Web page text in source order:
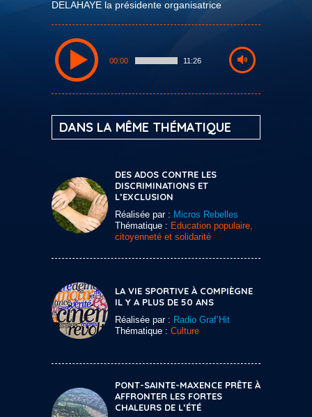
DELAHAYE la présidente organisatrice
00:00 11:26
DANS LA MÊME THÉMATIQUE
DES ADOS CONTRE LES
DISCRIMINATIONS ET
L’EXCLUSION
Réalisée par : Micros Rebelles
Thématique : Education populaire,
citoyenneté et solidarité
LA VIE SPORTIVE À COMPIÈGNE
IL Y A PLUS DE 50 ANS
Réalisée par : Radio Graf’Hit
Thématique : Culture
PONT-SAINTE-MAXENCE PRÊTE À
AFFRONTER LES FORTES
CHALEURS DE L’ÉTÉ